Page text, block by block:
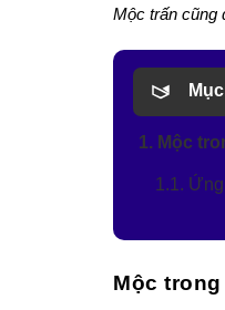
Mộc trấn cũng
1. Mộc
1.1.
Mộc